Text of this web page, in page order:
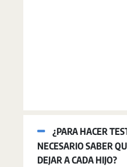
¿PARA HACER
NECESARIO SABER
DEJAR A CADA HIJO?